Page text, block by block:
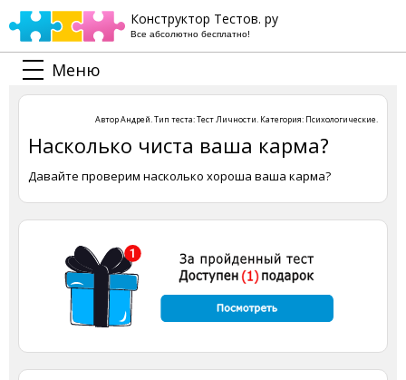
Конструктор Тестов. ру
Все абсолютно бесплатно!
Меню
АвторАндрей. Тип теста:Тест Личности. Категория: Психологические.
Насколько чиста ваша карма?
Давайте проверим насколько хороша ваша карма?